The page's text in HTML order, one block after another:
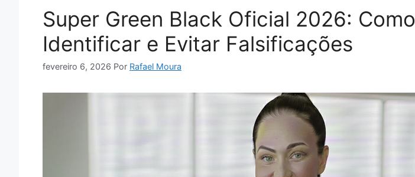
Super Green Black Oficial 2026: Como
Identificar e Evitar Falsificações
fevereiro 6, 2026 Por Rafael Moura